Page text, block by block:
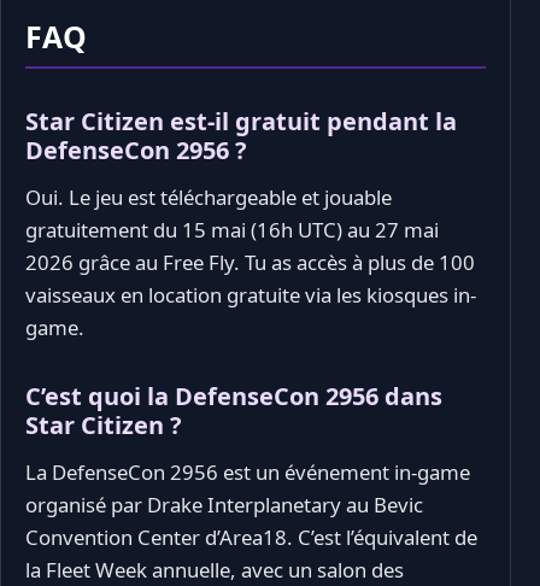
FAQ
Star Citizen est-il gratuit pendant la
DefenseCon 2956 ?
Oui. Le jeu est téléchargeable et jouable
gratuitement du 15 mai (16h UTC) au 27 mai
2026 grâce au Free Fly. Tu as accès à plus de 100
vaisseaux en location gratuite via les kiosques in-
game.
C’est quoi la DefenseCon 2956 dans
Star Citizen ?
La DefenseCon 2956 est un événement in-game
organisé par Drake Interplanetary au Bevic
Convention Center d’Area18. C’est l’équivalent de
la Fleet Week annuelle, avec un salon des